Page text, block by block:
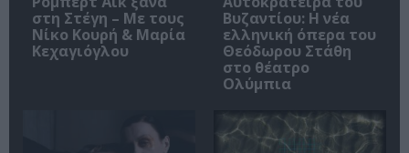
στη Στέγη – Με τους
Νίκο Κουρή & Μαρία
Κεχαγιόγλου
Βυζαντίου: Η νέα
ελληνική όπερα του
Θεόδωρου Στάθη
στο θέατρο
Ολύμπια